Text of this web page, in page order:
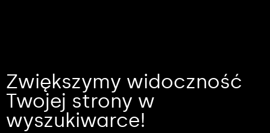
Zwiększymy widoczność
Twojej strony w
wyszukiwarce!